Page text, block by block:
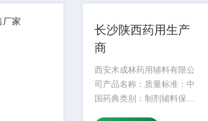
长沙陕西药用生产
商
西安木成林药用辅料有限公
司产品名称：质量标准：中
国药典类别：制剂辅料保质